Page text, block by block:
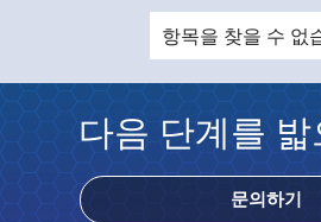
항목을 찾을 수 없
다음 단계를
문의하기